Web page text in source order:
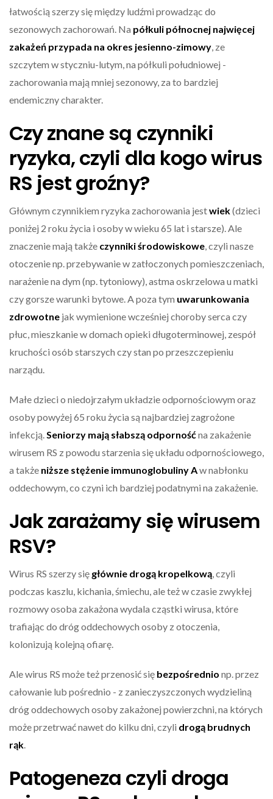
łatwością szerzy się między ludźmi prowadząc do
sezonowych zachorowań. Na półkuli północnej najwięcej
zakażeń przypada na okres jesienno-zimowy , ze
szczytem w styczniu-lutym, na półkuli południowej -
zachorowania mają mniej sezonowy, za to bardziej
endemiczny charakter.
Czy znane są czynniki
ryzyka, czyli dla kogo wirus
RS jest groźny?
Głównym czynnikiem ryzyka zachorowania jestwiek(dzieci
poniżej 2 roku życia i osoby w wieku 65 lat i starsze). Ale
znaczenie mają także czynniki środowiskowe , czyli nasze
otoczenie np. przebywanie w zatłoczonych pomieszczeniach,
narażenie na dym (np. tytoniowy), astma oskrzelowa u matki
czy gorsze warunki bytowe. A poza tym uwarunkowania
zdrowotne jak wymienione wcześniej choroby serca czy
płuc, mieszkanie w domach opieki długoterminowej, zespół
kruchości osób starszych czy stan po przeszczepieniu
narządu.
Małe dzieci o niedojrzałym układzie odpornościowym oraz
osoby powyżej 65 roku życia są najbardziej zagrożone
infekcją. Seniorzy mają słabszą odpornośćna zakażenie
wirusem RS z powodu starzenia się układu odpornościowego,
a także niższe stężenie immunoglobuliny Aw nabłonku
oddechowym, co czyni ich bardziej podatnymi na zakażenie.
Jak zarażamy się wirusem
RSV?
Wirus RS szerzy się głównie drogą kropelkową , czyli
podczas kaszlu, kichania, śmiechu, ale też w czasie zwykłej
rozmowy osoba zakażona wydala cząstki wirusa, które
trafiając do dróg oddechowych osoby z otoczenia,
kolonizują kolejną ofiarę.
Ale wirus RS może też przenosić się bezpośrednio np. przez
całowanie lub pośrednio - z zanieczyszczonych wydzieliną
dróg oddechowych osoby zakażonej powierzchni, na których
może przetrwać nawet do kilku dni, czyli drogą brudnych
rąk
Patogeneza czyli droga